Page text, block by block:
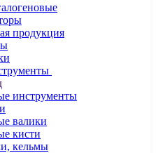
продукция
инструменты
валики
кисти
кельмы